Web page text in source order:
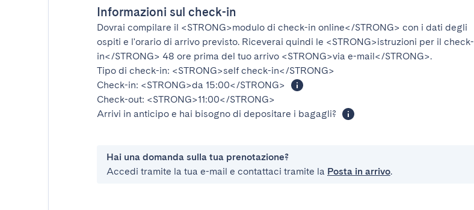
Informazioni sul check-in
Dovrai compilare il <STRONG>modulo di check-in online</STRONG> con i dati degli
ospiti e l'orario di arrivo previsto. Riceverai quindi le <STRONG>istruzioni per il check-
in</STRONG> 48 ore prima del tuo arrivo <STRONG>via e-mail</STRONG>.
Tipo di check-in: <STRONG>self check-in</STRONG>
Check-in: <STRONG>da 15:00</STRONG>
Check-out: <STRONG>11:00</STRONG>
Arrivi in anticipo e hai bisogno di depositare i bagagli?
Hai una domanda sulla tua prenotazione?
Accedi tramite la tua e-mail e contattaci tramite la Posta in arrivo.